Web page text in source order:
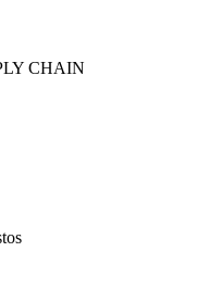
CHAIN